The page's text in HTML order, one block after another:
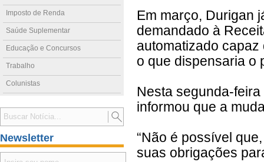
Imposto de Renda
Saúde Suplementar
Educação e Concursos
Trabalho
Colunistas
Newsletter
Em março, Durigan
demandado à
automatizado
o que dispensaria o
Nesta segunda-
informou que a
“Não é possível
suas obrigações